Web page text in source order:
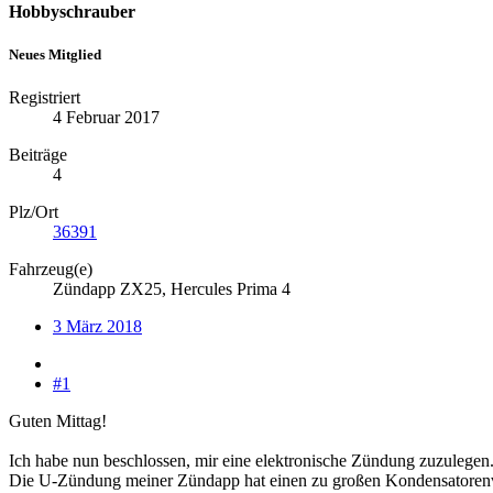
Hobbyschrauber
Neues Mitglied
Registriert
4 Februar 2017
Beiträge
4
Plz/Ort
36391
Fahrzeug(e)
Zündapp ZX25, Hercules Prima 4
3 März 2018
#1
Guten Mittag!
Ich habe nun beschlossen, mir eine elektronische Zündung zuzulegen.
Die U-Zündung meiner Zündapp hat einen zu großen